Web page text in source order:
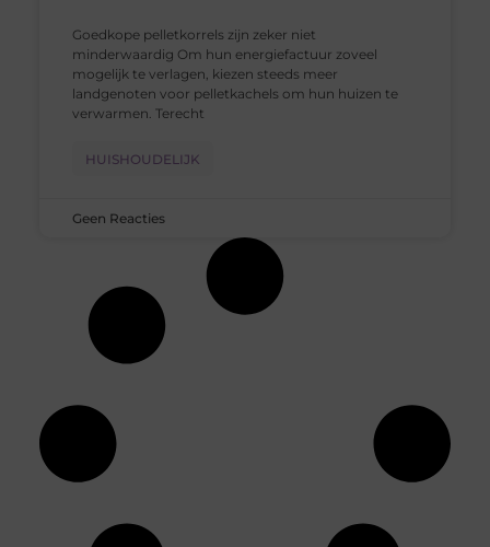
Goedkope pelletkorrels zijn zeker niet
minderwaardig Om hun energiefactuur zoveel
mogelijk te verlagen, kiezen steeds meer
landgenoten voor pelletkachels om hun huizen te
verwarmen. Terecht
HUISHOUDELIJK
Geen Reacties